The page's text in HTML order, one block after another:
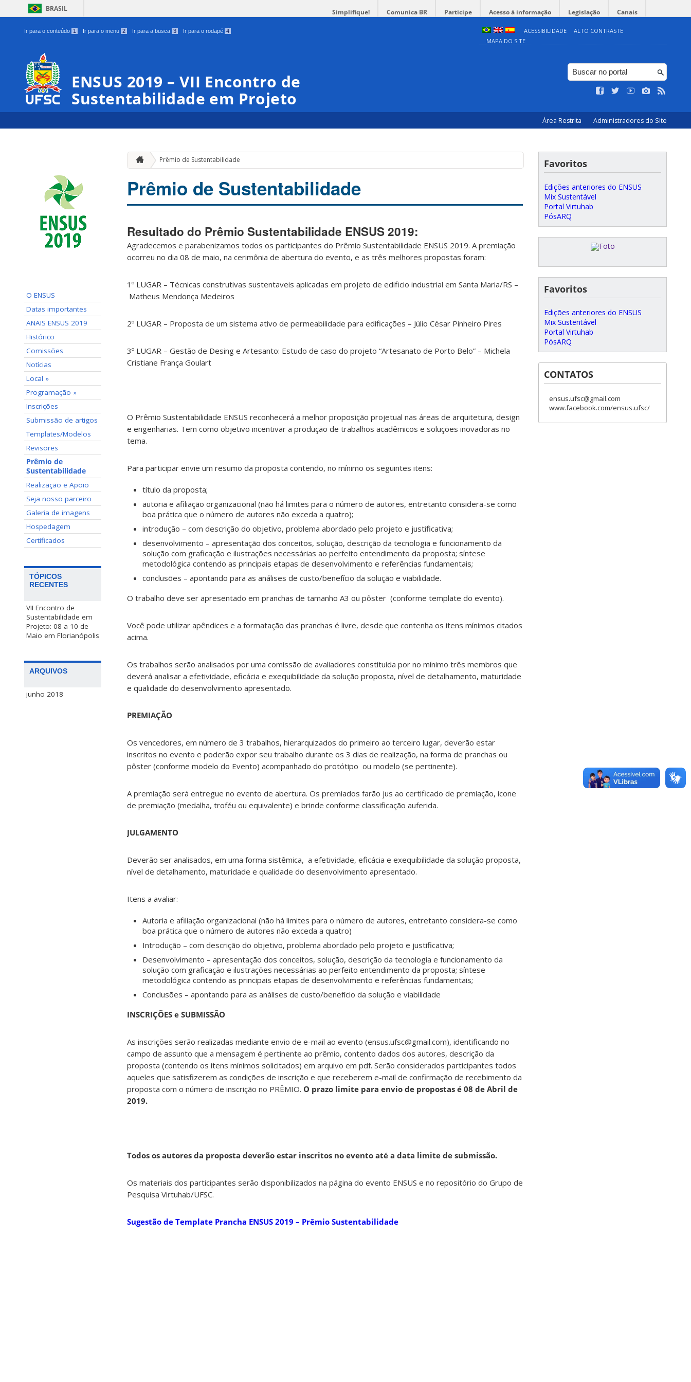
BRASIL Simplifique! Comunica BR Participe Acesso à informação Legislação Canais
Ir para o conteúdo 1 Ir para o menu 2 Ir para a busca 3 Ir para o rodapé 4 ACESSIBILIDADE
ALTO CONTRASTE
MAPA DO SITE
ENSUS 2019 – VII Encontro de
Sustentabilidade em Projeto
Área Restrita Administradores do Site
O ENSUS
Datas importantes
ANAIS ENSUS 2019
Histórico
Comissões
Notícias
Local »
Programação »
Inscrições
Submissão de artigos
Templates/Modelos
Revisores
Prêmio de
Sustentabilidade
Realização e Apoio
Seja nosso parceiro
Galeria de imagens
Hospedagem
Certificados
TÓPICOS
RECENTES
VII Encontro de
Sustentabilidade em
Projeto: 08 a 10 de
Maio em Florianópolis
ARQUIVOS
junho 2018
Prêmio de Sustentabilidade
Prêmio de Sustentabilidade
Resultado do Prêmio Sustentabilidade ENSUS 2019:
Agradecemos e parabenizamos todos os participantes do Prêmio Sustentabilidade ENSUS 2019. A premiação
ocorreu no dia 08 de maio, na cerimônia de abertura do evento, e as três melhores propostas foram:
1º LUGAR – Técnicas construtivas sustentaveis aplicadas em projeto de edificio industrial em Santa Maria/RS –
Matheus Mendonça Medeiros
2º LUGAR – Proposta de um sistema ativo de permeabilidade para edificações – Júlio César Pinheiro Pires
3º LUGAR – Gestão de Desing e Artesanto: Estudo de caso do projeto “Artesanato de Porto Belo” – Michela
Cristiane França Goulart
O Prêmio Sustentabilidade ENSUS reconhecerá a melhor proposição projetual nas áreas de arquitetura, design
e engenharias. Tem como objetivo incentivar a produção de trabalhos acadêmicos e soluções inovadoras no
tema.
Para participar envie um resumo da proposta contendo, no mínimo os seguintes itens:
título da proposta;
autoria e afiliação organizacional (não há limites para o número de autores, entretanto considera-se como
boa prática que o número de autores não exceda a quatro);
introdução – com descrição do objetivo, problema abordado pelo projeto e justificativa;
desenvolvimento – apresentação dos conceitos, solução, descrição da tecnologia e funcionamento da
solução com graficação e ilustrações necessárias ao perfeito entendimento da proposta; síntese
metodológica contendo as principais etapas de desenvolvimento e referências fundamentais;
conclusões – apontando para as análises de custo/benefício da solução e viabilidade.
O trabalho deve ser apresentado em pranchas de tamanho A3 ou pôster (conforme template do evento).
Você pode utilizar apêndices e a formatação das pranchas é livre, desde que contenha os itens mínimos citados
acima.
Os trabalhos serão analisados por uma comissão de avaliadores constituída por no mínimo três membros que
deverá analisar a efetividade, eficácia e exequibilidade da solução proposta, nível de detalhamento, maturidade
e qualidade do desenvolvimento apresentado.
PREMIAÇÃO
Os vencedores, em número de 3 trabalhos, hierarquizados do primeiro ao terceiro lugar, deverão estar
inscritos no evento e poderão expor seu trabalho durante os 3 dias de realização, na forma de pranchas ou
pôster (conforme modelo do Evento) acompanhado do protótipo ou modelo (se pertinente).
A premiação será entregue no evento de abertura. Os premiados farão jus ao certificado de premiação, ícone
de premiação (medalha, troféu ou equivalente) e brinde conforme classificação auferida.
JULGAMENTO
Deverão ser analisados, em uma forma sistêmica, a efetividade, eficácia e exequibilidade da solução proposta,
nível de detalhamento, maturidade e qualidade do desenvolvimento apresentado.
Itens a avaliar:
Autoria e afiliação organizacional (não há limites para o número de autores, entretanto considera-se como
boa prática que o número de autores não exceda a quatro)
Introdução – com descrição do objetivo, problema abordado pelo projeto e justificativa;
Desenvolvimento – apresentação dos conceitos, solução, descrição da tecnologia e funcionamento da
solução com graficação e ilustrações necessárias ao perfeito entendimento da proposta; síntese
metodológica contendo as principais etapas de desenvolvimento e referências fundamentais;
Conclusões – apontando para as análises de custo/benefício da solução e viabilidade
INSCRIÇÕES e SUBMISSÃO
As inscrições serão realizadas mediante envio de e-mail ao evento (ensus.ufsc@gmail.com), identificando no
campo de assunto que a mensagem é pertinente ao prêmio, contento dados dos autores, descrição da
proposta (contendo os itens mínimos solicitados) em arquivo em pdf. Serão considerados participantes todos
aqueles que satisfizerem as condições de inscrição e que receberem e-mail de confirmação de recebimento da
proposta com o número de inscrição no PRÊMIO. O prazo limite para envio de propostas é 08 de Abril de
2019.
Todos os autores da proposta deverão estar inscritos no evento até a data limite de submissão.
Os materiais dos participantes serão disponibilizados na página do evento ENSUS e no repositório do Grupo de
Pesquisa Virtuhab/UFSC.
Sugestão de Template Prancha ENSUS 2019 – Prêmio Sustentabilidade
Favoritos
Edições anteriores do ENSUS
Mix Sustentável
Portal Virtuhab
PósARQ
Favoritos
Edições anteriores do ENSUS
Mix Sustentável
Portal Virtuhab
PósARQ
CONTATOS
ensus.ufsc@gmail.com
www.facebook.com/ensus.ufsc/